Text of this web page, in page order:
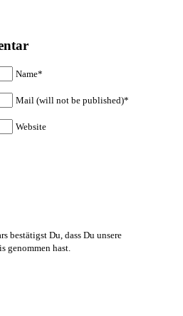
Name*
Mail (will not be published)*
Website
bestätigst Du, dass Du unsere
genommen hast.